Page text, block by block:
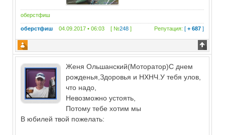
оберстфиш
оберстфиш 04.09.2017 • 06:03 [ №248 ] Репутация: [+ 687 ]
Женя Ольшанский(Моторатор)С днем
рожденья,Здоровья и НХНЧ.У тебя улов,
что надо,
Невозможно устоять,
Потому тебе хотим мы
В юбилей твой пожелать: